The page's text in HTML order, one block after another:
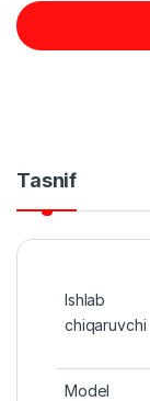
Tasnif
Ishlab
chiqaruvchi
Model